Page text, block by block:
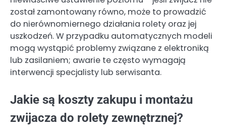
został zamontowany równo, może to prowadzić
do nierównomiernego działania rolety oraz jej
uszkodzeń. W przypadku automatycznych modeli
mogą wystąpić problemy związane z elektroniką
lub zasilaniem; awarie te często wymagają
interwencji specjalisty lub serwisanta.
Jakie są koszty zakupu i montażu
zwijacza do rolety zewnętrznej?